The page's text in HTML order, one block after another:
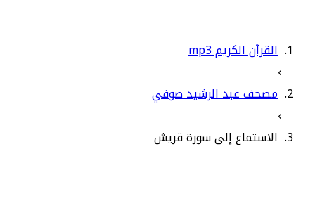
القرآن الكريم mp3
›
مصحف عبد الرشيد صوفي
›
الاستماع إلى سورة قريش